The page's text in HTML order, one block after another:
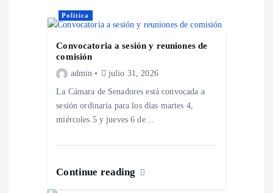
Politica
Convocatoria a sesión y reuniones de
comisión
admin julio 31, 2026
La Cámara de Senadores está convocada a
sesión ordinaria para los días martes 4,
miércoles 5 y jueves 6 de…
Continue reading